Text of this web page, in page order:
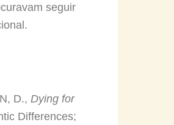
seguir
D., Dying for
Differences;